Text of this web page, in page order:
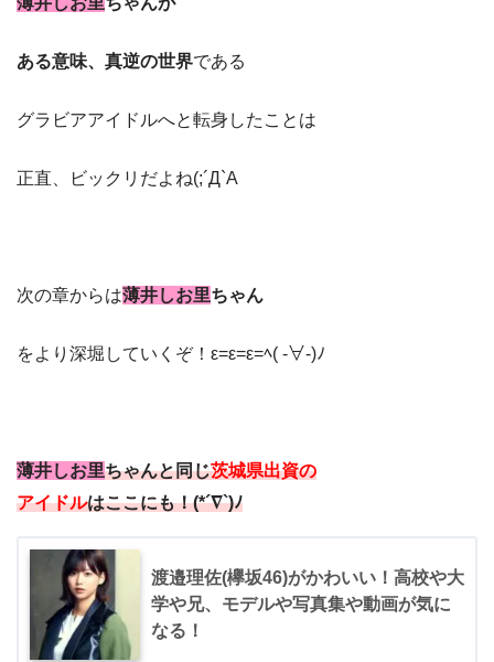
ある意味、真逆の世界である
グラビアアイドルへと転身したことは
正直、ビックリだよね(;´Д`A
次の章からは薄井しお里ちゃん
をより深堀していくぞ！ε=ε=ε=ﾍ( -∀-)ﾉ
薄井しお里ちゃんと同じ茨城県出資の
アイドルはここにも！(*´∇`)ﾉ
渡邉理佐(欅坂46)がかわいい！高校や大
学や兄、モデルや写真集や動画が気に
なる！